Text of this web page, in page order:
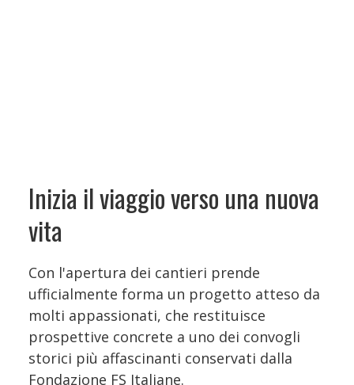
Inizia il viaggio verso una nuova
vita
Con l'apertura dei cantieri prende
ufficialmente forma un progetto atteso da
molti appassionati, che restituisce
prospettive concrete a uno dei convogli
storici più affascinanti conservati dalla
Fondazione FS Italiane.